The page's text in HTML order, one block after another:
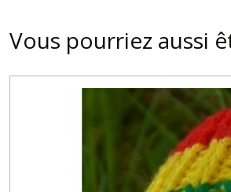
Vous pourriez aussi